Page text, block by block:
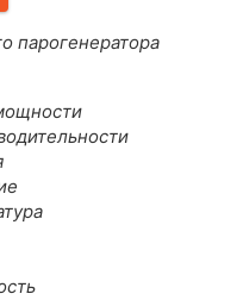
парогенератора